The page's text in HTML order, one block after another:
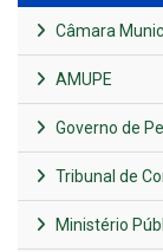
Câmara
AMUPE
Governo de
Tribunal de
Ministério